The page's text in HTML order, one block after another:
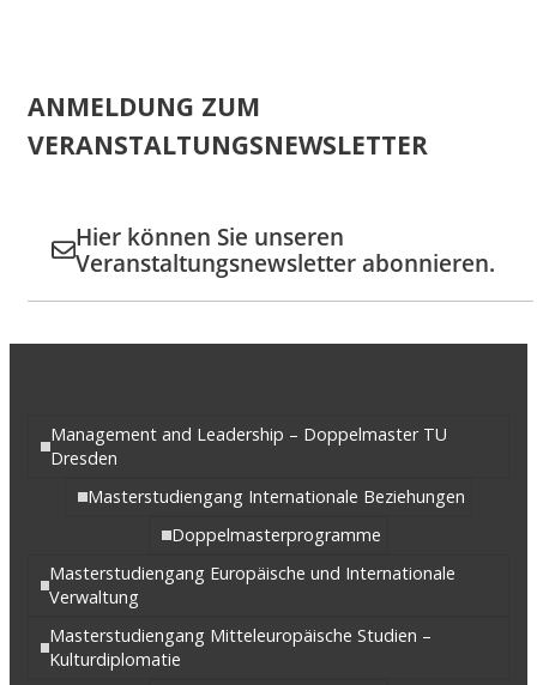
ANMELDUNG ZUM
VERANSTALTUNGSNEWSLETTER
Hier können Sie unseren
Veranstaltungsnewsletter abonnieren.
Management and Leadership – Doppelmaster TU
Dresden
Masterstudiengang Internationale Beziehungen
Doppelmasterprogramme
Masterstudiengang Europäische und Internationale
Verwaltung
Masterstudiengang Mitteleuropäische Studien –
Kulturdiplomatie